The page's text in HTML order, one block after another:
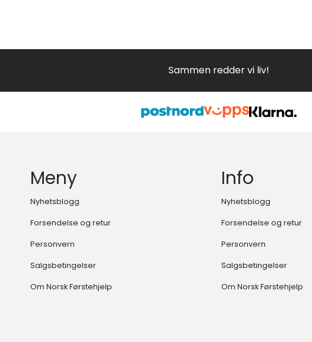
Sammen redder vi liv!
Meny
Nyhetsblogg
Forsendelse og retur
Personvern
Salgsbetingelser
Om Norsk Førstehjelp
Info
Nyhetsblogg
Forsendelse og retur
Personvern
Salgsbetingelser
Om Norsk Førstehjelp